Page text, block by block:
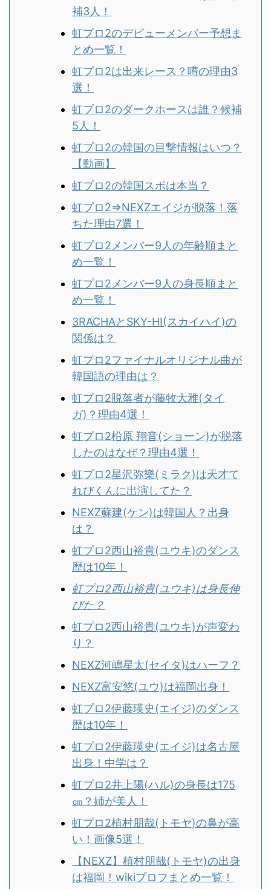
補3人！
虹プロ2のデビューメンバー予想ま
とめ一覧！
虹プロ2は出来レース？噂の理由3
選！
虹プロ2のダークホースは誰？候補
5人！
虹プロ2の韓国の目撃情報はいつ？
【動画】
虹プロ2の韓国スポは本当？
虹プロ2⇒NEXZエイジが脱落！落
ちた理由7選！
虹プロ2メンバー9人の年齢順まと
め一覧！
虹プロ2メンバー9人の身長順まと
め一覧！
3RACHAとSKY-HI(スカイハイ)の
関係は？
虹プロ2ファイナルオリジナル曲が
韓国語の理由は？
虹プロ2脱落者が藤牧大雅(タイ
ガ)？理由4選！
虹プロ2柗原 翔音(ショーン)が脱落
したのはなぜ？理由4選！
虹プロ2星沢弥樂(ミラク)は天才て
れびくんに出演してた？
NEXZ蘇建(ケン)は韓国人？出身
は？
虹プロ2西山裕貴(ユウキ)のダンス
歴は10年！
虹プロ2西山裕貴(ユウキ)は身長伸
びた？
虹プロ2西山裕貴(ユウキ)が声変わ
り？
NEXZ河嶋星太(セイタ)はハーフ？
NEXZ富安悠(ユウ)は福岡出身！
虹プロ2伊藤瑛史(エイジ)のダンス
歴は10年！
虹プロ2伊藤瑛史(エイジ)は名古屋
出身！中学は？
虹プロ2井上陽(ハル)の身長は175
㎝？姉が美人！
虹プロ2植村朋哉(トモヤ)の鼻が高
い！画像5選！
【NEXZ】植村朋哉(トモヤ)の出身
は福岡！wikiプロフまとめ一覧！